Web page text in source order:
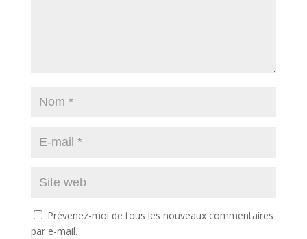
Prévenez-moi de tous les nouveaux commentaires
par e-mail.